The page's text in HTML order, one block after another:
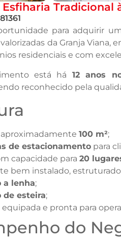
Esfiharia Tradicional
81361
para adquirir
da Granja
residenciais e com
está há 12 anos
reconhecido pela
aproximadamente100 m²;
de estacionamento para
capacidade para20
bem instalado,
a lenha;
de esteira;
equipada e pronta para
do